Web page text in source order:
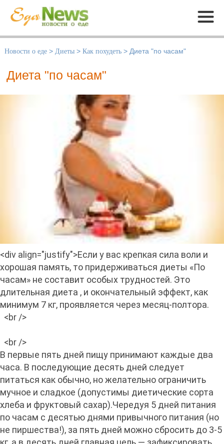
Меню
Новости о еде > Диеты > Как похудеть > Диета "по часам"
Диета "по часам"
<div align="justify">Если у вас крепкая сила воли и
хорошая память, то придерживаться диеты «По
часам» не составит особых трудностей. Это
длительная диета , и окончательный эффект, как
минимум 7 кг, проявляется через месяц-полтора.
<br />
<br />
В первые пять дней пищу принимают каждые два
часа. В последующие десять дней следует
питаться как обычно, но желательно ограничить
мучное и сладкое (допустимы диетические сорта
хлеба и фруктовый сахар).Чередуя 5 дней питания
по часам с десятью днями привычного питания (но
не пиршества!), за пять дней можно сбросить до 3-5